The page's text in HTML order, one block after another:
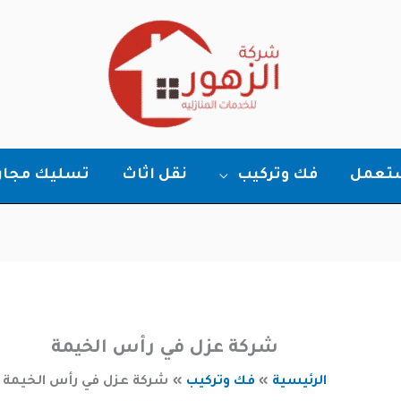
فك وتركيب نقل اثاث تسليك
شركة عزل في رأس الخيمة
الرئيسية فك وتركيب شركة عزل في رأس الخيمة